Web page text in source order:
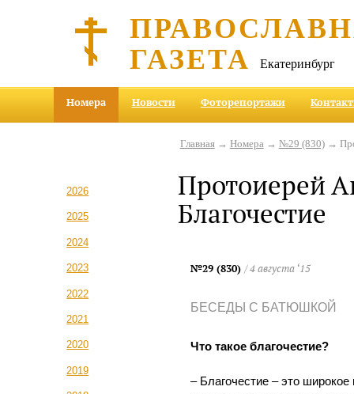
ГАЗЕТА Екатеринбург
Номера Новости Фоторепортажи
2026
2025
2024
2023
2022
2021
2020
2019
Главная→ Номера → №29 (830)→
Протоиерей
Благочестие
№29 (830) / 4 августа ‘15
БЕСЕДЫ С БАТЮШКОЙ
Что такое благочестие?
– Благочестие – это широкое